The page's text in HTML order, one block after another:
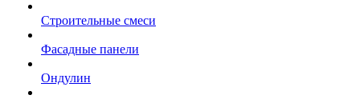
Строительные смеси
Фасадные панели
Ондулин